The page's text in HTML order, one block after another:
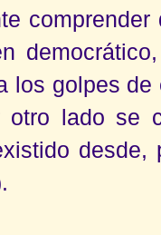
los golpes
lado se
desde,